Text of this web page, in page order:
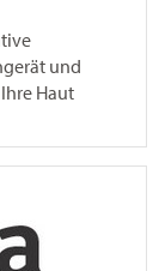
und
Haut